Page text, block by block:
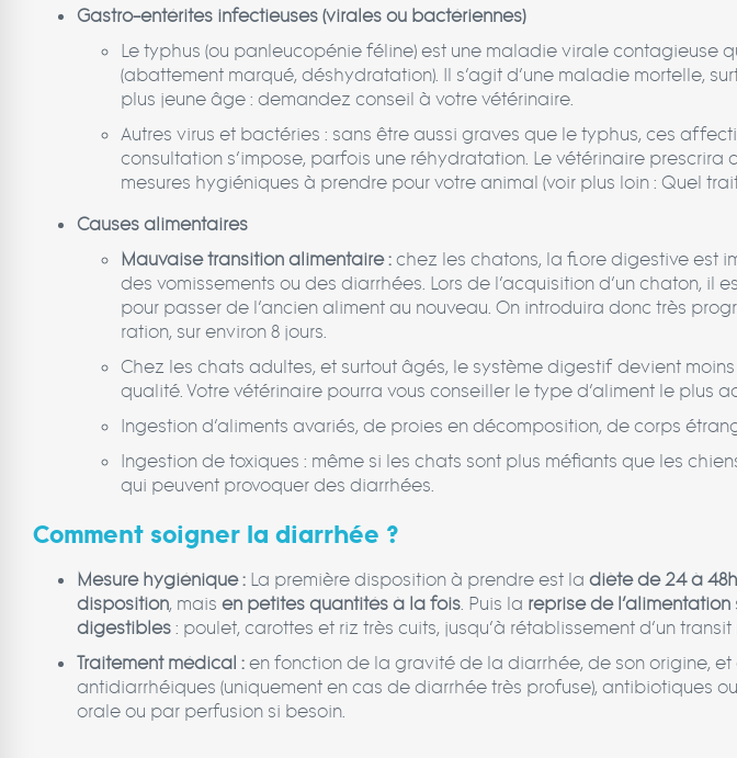
Gastro-entérites infectieuses (virales ou bactériennes)
Le typhus (ou panleucopénie féline) est une maladie virale contagieuse
(abattement marqué, déshydratation). Il s’agit d’une maladie mortelle,
plus jeune âge : demandez conseil à votre vétérinaire.
Autres virus et bactéries : sans être aussi graves que le typhus, ces
consultation s’impose, parfois une réhydratation. Le vétérinaire
mesures hygiéniques à prendre pour votre animal (voir plus loin : Quel
Causes alimentaires
Mauvaise transition alimentaire :chez les chatons, la flore digestive est
des vomissements ou des diarrhées. Lors de l’acquisition d’un chaton,
pour passer de l’ancien aliment au nouveau. On introduira donc très
ration, sur environ 8 jours.
Chez les chats adultes, et surtout âgés, le système digestif devient
qualité. Votre vétérinaire pourra vous conseiller le type d’aliment le plus
Ingestion d’aliments avariés, de proies en décomposition, de corps
Ingestion de toxiques : même si les chats sont plus méfiants que les
qui peuvent provoquer des diarrhées.
Comment soigner la diarrhée ?
Mesure hygiénique : La première disposition à prendre est la diète de 24 à 48h
disposition, mais en petites quantités à la fois. Puis la reprise de l’alimentation
digestibles: poulet, carottes et riz très cuits, jusqu’à rétablissement d’un transit
Traitement médical :en fonction de la gravité de la diarrhée, de son origine,
antidiarrhéiques (uniquement en cas de diarrhée très profuse), antibiotiques
orale ou par perfusion si besoin.